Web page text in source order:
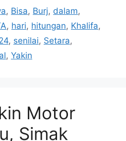
, Bisa, Burj, dalam,
, hari, hitungan, Khalifa,
, senilai, Setara,
, Yakin
Motor
Simak